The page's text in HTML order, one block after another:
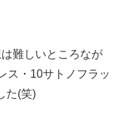
難しいところなが
ス・10サトノフラッ
た(笑)